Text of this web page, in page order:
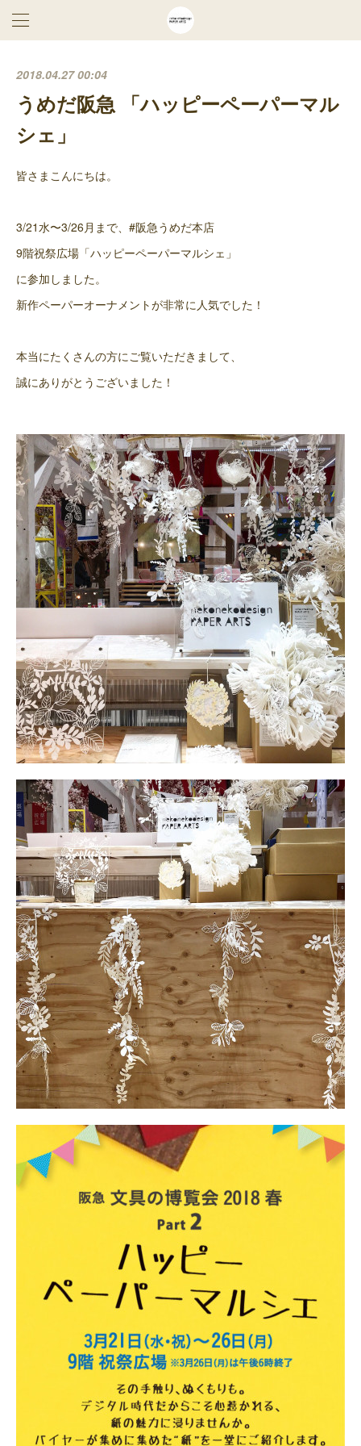
2018.04.27 00:04
うめだ阪急 「ハッピーペーパーマル
シェ」
皆さまこんにちは。
3/21水〜3/26月まで、#阪急うめだ本店
9階祝祭広場「ハッピーペーパーマルシェ」
に参加しました。
新作ペーパーオーナメントが非常に人気でした！
本当にたくさんの方にご覧いただきまして、
誠にありがとうございました！